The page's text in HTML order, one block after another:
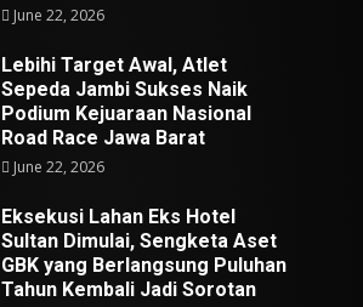
June 22, 2026
Lebihi Target Awal, Atlet
Sepeda Jambi Sukses Naik
Podium Kejuaraan Nasional
Road Race Jawa Barat
June 22, 2026
Eksekusi Lahan Eks Hotel
Sultan Dimulai, Sengketa Aset
GBK yang Berlangsung Puluhan
Tahun Kembali Jadi Sorotan